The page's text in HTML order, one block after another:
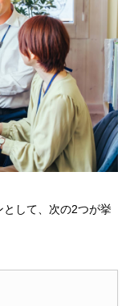
して、次の2つが挙